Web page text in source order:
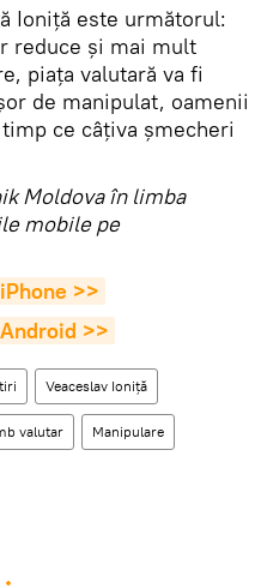
Ioniță este următorul:
reduce și mai mult
piața valutară va fi
de manipulat, oamenii
ce câțiva șmecheri
Moldova în limba
mobile pe
>>
>>
Veaceslav Ioniță
valutar Manipulare